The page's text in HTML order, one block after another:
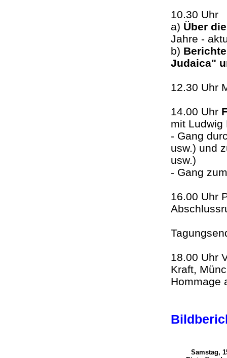
10.30 Uhr
a) Über
Jahre -
b)
Judaica"
12.30 Uhr
14.00 Uhr
mit Ludwig
- Gang
usw.) und
usw.)
- Gang
16.00 Uhr
18.00 Uhr
Kraft,
Hommage
Samstag,